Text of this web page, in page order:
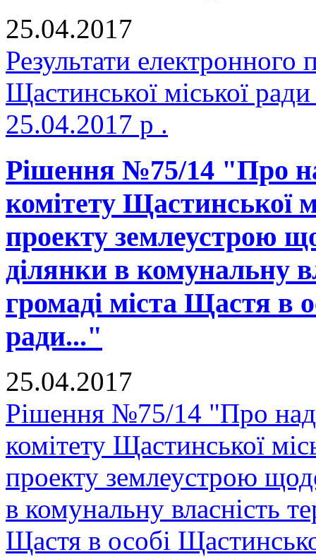
25.04.2017
Результати електронного
Щастинської міської
25.04.2017 р .
Рішення №75/14 "Про
комітету Щастинської
проекту землеустрою
ділянки в комунальну
громаді міста Щастя в
ради..."
25.04.2017
Рішення №75/14 "Про
комітету Щастинської
проекту землеустрою
в комунальну власність
Щастя в особі